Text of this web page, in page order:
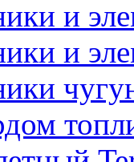
и
и